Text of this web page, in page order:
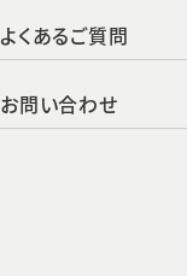
よくあるご質問
お問い合わせ